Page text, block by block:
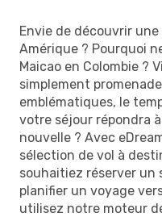
Envie de découvrir
Amérique ? Pourquoi
Maicao en Colombie ?
simplement
emblématiques, le
votre séjour répondra
nouvelle ? Avec
sélection de vol à
souhaitiez réserver un
planifier un voyage
utilisez notre moteur